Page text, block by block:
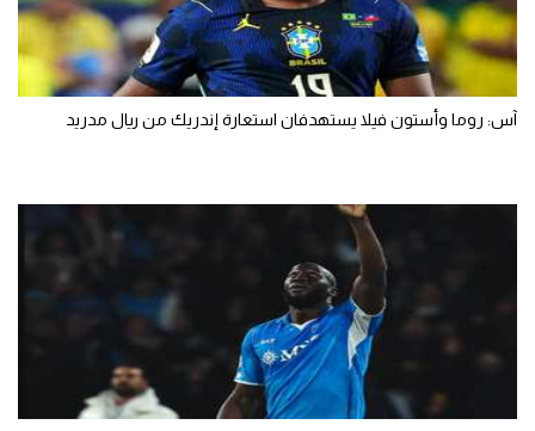
آس: روما وأستون فيلا يستهدفان استعارة إندريك من ريال مدريد